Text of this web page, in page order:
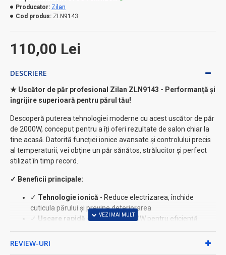
110,00 Lei
Producator: Zilan
Cod produs: ZLN9143
DESCRIERE
★ Uscător de păr profesional Zilan ZLN9143 - Performanță și
îngrijire superioară pentru părul tău!
Descoperă puterea tehnologiei moderne cu acest uscător de păr
de 2000W, conceput pentru a îți oferi rezultate de salon chiar la
tine acasă. Datorită funcției ionice avansate și controlului precis
al temperaturii, vei obține un păr sănătos, strălucitor și perfect
stilizat în timp record.
✓ Beneficii principale:
✓ Tehnologie ionică - Reduce electrizarea, închide
cuticula părului și previne deteriorarea
✓ Uscare rapidă - Putere de 2000W pentru eficiență
✓ Control total
REVIEW-URI